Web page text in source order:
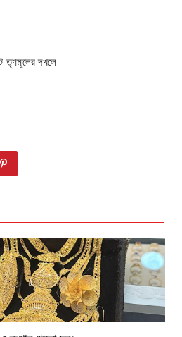
তৃণমূলের দখলে